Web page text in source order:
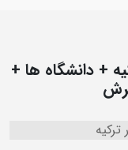
+ دانشگاه ها +